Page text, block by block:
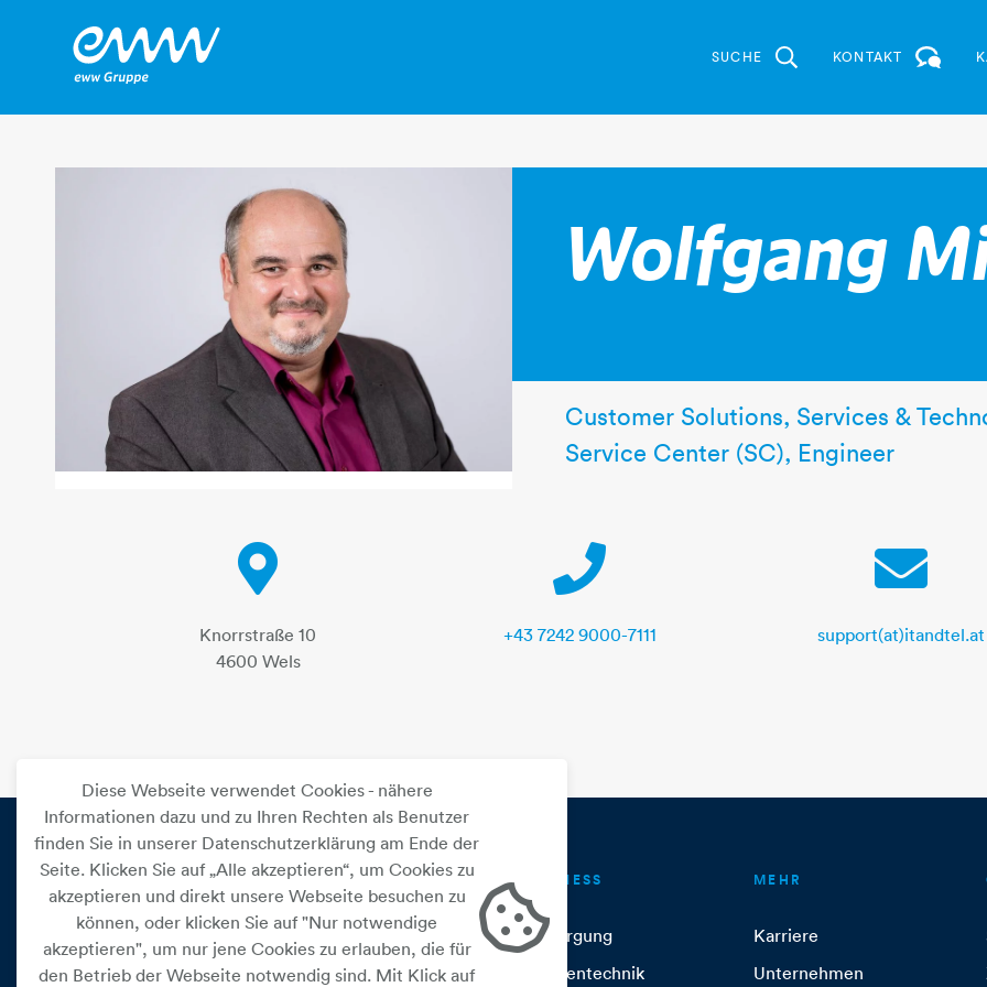
SUCHE KONTAKT
Wolfgang
Customer Solutions, Services &
Service Center (SC), Engineer
Knorrstraße 10
4600 Wels
Telephone
+43 7242 9000-7111
E-Mail
support(at)itandtel.at
PRIVAT
Versorgung
Leistungen
BUSINESS
Versorgung
Anlagentechnik
MEHR
Karriere
Unternehmen
Diese Webseite verwendet Cookies - nähere
Informationen dazu und zu Ihren Rechten als Benutzer
finden Sie in unserer Datenschutzerklärung am Ende der
Seite. Klicken Sie auf „Alle akzeptieren“, um Cookies zu
akzeptieren und direkt unsere Webseite besuchen zu
können, oder klicken Sie auf "Nur notwendige
akzeptieren", um nur jene Cookies zu erlauben, die für
den Betrieb der Webseite notwendig sind. Mit Klick auf